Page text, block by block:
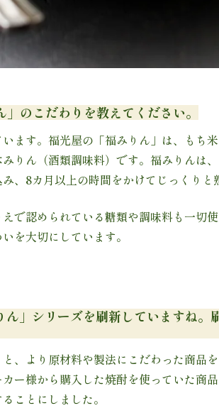
のこだわりを教えてください。
ます。福光屋の「福みりん」は、もち
りん（酒類調味料）です。福みりんは
、8カ月以上の時間をかけてじっくりと
で認められている糖類や調味料も一切
を大切にしています。
」シリーズを刷新していますね。
、より原材料や製法にこだわった商品
ー様から購入した焼酎を使っていた商
ことにしました。